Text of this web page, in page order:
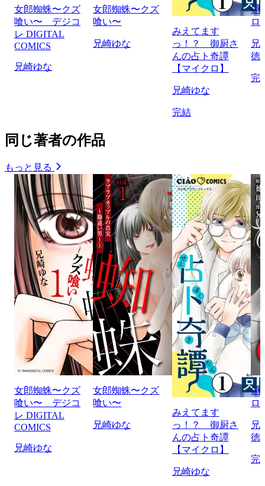
女郎蜘蛛〜クズ
喰い〜 デジコ
レ DIGITAL
COMICS
兄崎ゆな
女郎蜘蛛〜クズ
喰い〜
兄崎ゆな
みえてます
っ！？ 御厨さ
んの占ト奇譚
【マイクロ】
兄崎ゆな
完結
ロ
兄
徳
完
同じ著者の作品
もっと見る
女郎蜘蛛〜クズ
喰い〜 デジコ
レ DIGITAL
COMICS
兄崎ゆな
女郎蜘蛛〜クズ
喰い〜
兄崎ゆな
みえてます
っ！？ 御厨さ
んの占ト奇譚
【マイクロ】
兄崎ゆな
ロ
兄
徳
完